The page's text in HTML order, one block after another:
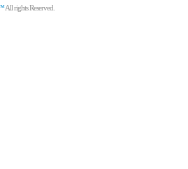
All rights Reserved.